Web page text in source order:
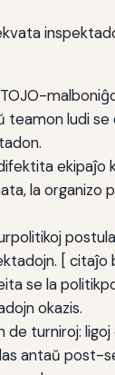
teamon ludi se
ekipaĵo
la organizo
[ citaĵo
se la
okazis.
de turniroj:
antaŭ post-